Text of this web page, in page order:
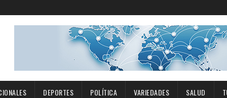
DEPORTES POLÍTICA VARIEDADES SALUD